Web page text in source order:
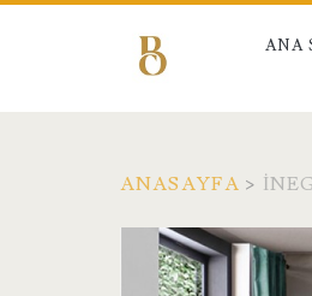
ANA
ANASAYFA >
Etiket: